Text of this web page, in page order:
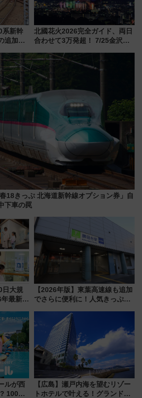
系新幹
追加企
北國花火2026完全ガイド、両日
合わせて3万発超！ 7/25金沢大
会の日程・アクセス・観覧席ま
18きっぷ 北海道新幹線オプション券」自
下車の罠
日大規
最新の
解説
【2026年版】東葉高速線も追加
でさらに便利に！人気きっぷ
今年も発売 秋・早春に千葉県を
巡るなら使い勝手・コスパ抜群
ルが西
100周
【広島】瀬戸内海を望むリゾー
トホテルで叶える！グランドプ